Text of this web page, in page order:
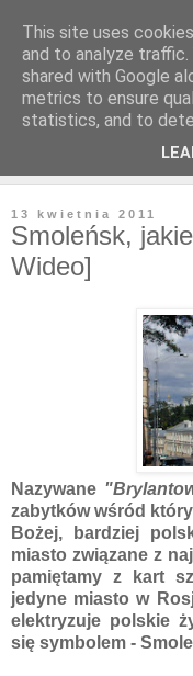
13 kwietnia 2011
Smoleńsk,
Wideo]
Nazywane
zabytków wśród
Bożej, bardziej
miasto związane z
pamiętamy z kart
jedyne miasto w
elektryzuje polskie
się symbolem -
This site uses
and to analyze traffic.
shared with Google
metrics to ensure
statistics, and to